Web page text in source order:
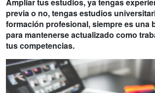
previa o no, tengas estudios
formación profesional, siempre es una
para mantenerse actualizado como
tus competencias.